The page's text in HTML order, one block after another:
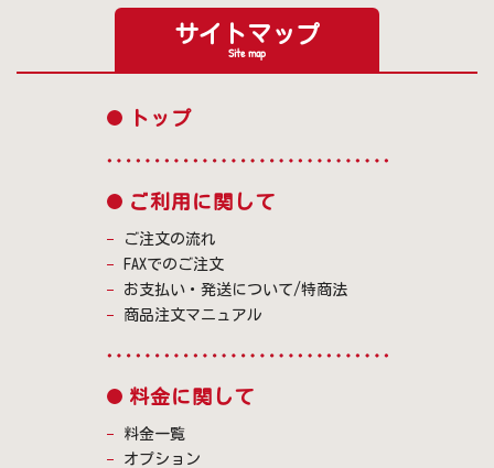
サイトマップ
Site map
トップ
ご利用に関して
ご注文の流れ
FAXでのご注文
お支払い・発送について/特商法
商品注文マニュアル
料金に関して
料金一覧
オプション